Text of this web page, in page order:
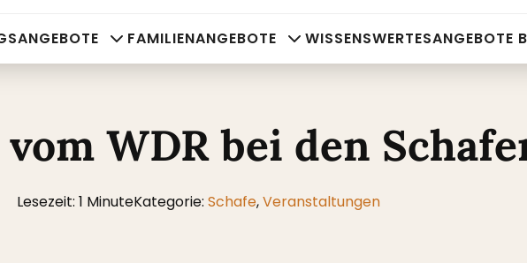
FAMILIENANGEBOTE WISSENSWERTESANGEBOTE
WDR bei den
Lesezeit: 1 MinuteKategorie: Schafe,Veranstaltungen